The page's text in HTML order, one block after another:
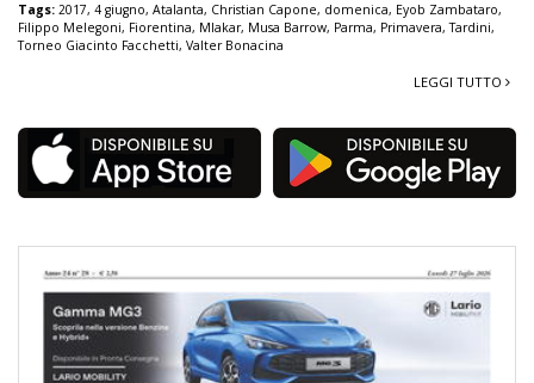
Tags: 2017, 4 giugno, Atalanta, Christian Capone, domenica, Eyob Zambataro,
Filippo Melegoni, Fiorentina, Mlakar, Musa Barrow, Parma, Primavera,Tardini,
Torneo Giacinto Facchetti, Valter Bonacina
LEGGI TUTTO